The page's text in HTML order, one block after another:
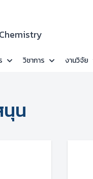
วิชาการ งานวิจัย
น